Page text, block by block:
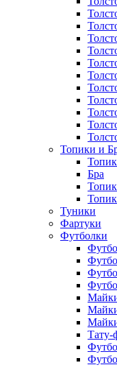
Топики и
Бра
Туники
Фартуки
Футболки
Тату-